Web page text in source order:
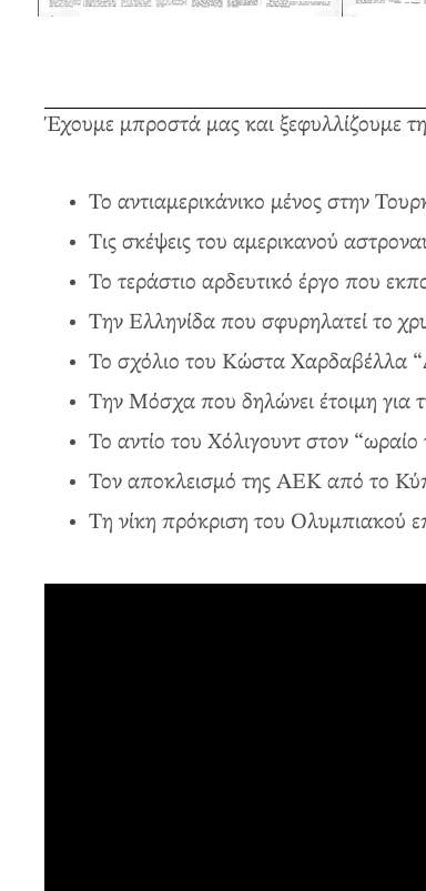
Έχουμε μπροστά μας και ξεφυλλίζουμε
Το αντιαμερικάνικο μένος στην
Τις σκέψεις του αμερικανού
Το τεράστιο αρδευτικό έργο που
Την Ελληνίδα που σφυρηλατεί το
Το σχόλιο του Κώστα Χαρδαβέλλα
Την Μόσχα που δηλώνει έτοιμη για
Το αντίο του Χόλιγουντ στον
Τον αποκλεισμό της ΑΕΚ από το
Τη νίκη πρόκριση του Ολυμπιακού